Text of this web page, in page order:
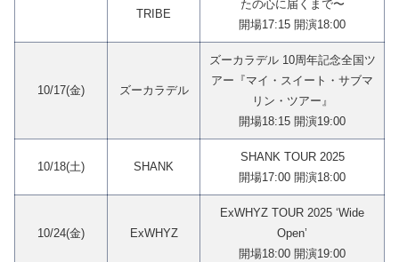
TRIBE
たの心に届くまで〜
開場17:15 開演18:00
10/17(金) ズーカラデル
ズーカラデル 10周年記念全国ツ
アー『マイ・スイート・サブマ
リン・ツアー』
開場18:15 開演19:00
10/18(土) SHANK
SHANK TOUR 2025
開場17:00 開演18:00
10/24(金) ExWHYZ
ExWHYZ TOUR 2025 ‘Wide
Open’
開場18:00 開演19:00